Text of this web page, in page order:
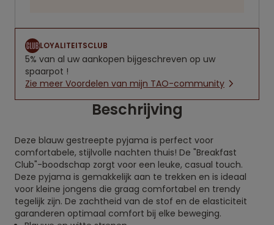
LOYALITEITSCLUB
5% van al uw aankopen bijgeschreven op uw
spaarpot !
Zie meer Voordelen van mijn TAO-community
Beschrijving
Deze blauw gestreepte pyjama is perfect voor
comfortabele, stijlvolle nachten thuis! De "Breakfast
Club"-boodschap zorgt voor een leuke, casual touch.
Deze pyjama is gemakkelijk aan te trekken en is ideaal
voor kleine jongens die graag comfortabel en trendy
tegelijk zijn. De zachtheid van de stof en de elasticiteit
garanderen optimaal comfort bij elke beweging.